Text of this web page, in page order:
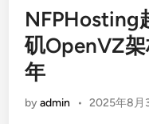
NFPHosting
矶OpenVZ
年
byadmin • 2025年8月